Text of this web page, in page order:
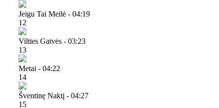
Jeigu Tai Meilė - 04:19
12
Vilties Gatvės - 03:23
13
Metai - 04:22
14
Šventinę Naktį - 04:27
15